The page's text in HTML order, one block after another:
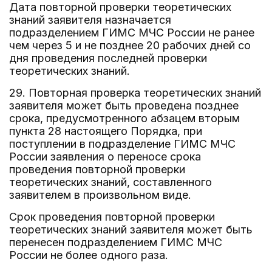
Дата повторной проверки теоретических
знаний заявителя назначается
подразделением ГИМС МЧС России не ранее
чем через 5 и не позднее 20 рабочих дней со
дня проведения последней проверки
теоретических знаний.
29. Повторная проверка теоретических знаний
заявителя может быть проведена позднее
срока, предусмотренного абзацем вторым
пункта 28 настоящего Порядка, при
поступлении в подразделение ГИМС МЧС
России заявления о переносе срока
проведения повторной проверки
теоретических знаний, составленного
заявителем в произвольном виде.
Срок проведения повторной проверки
теоретических знаний заявителя может быть
перенесен подразделением ГИМС МЧС
России не более одного раза.